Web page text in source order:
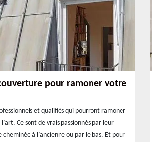
pour ramoner votre
et qualifiés qui pourront ramoner
Ce sont de vrais passionnés par leur
à l’ancienne ou par le bas. Et pour